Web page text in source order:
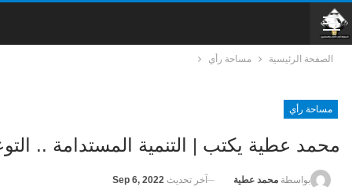
الصفحة الرئيسية مساحة رأي
مساحة رأي
محمد عطية يكتب | التنمية المستدامة ..
بواسطة محمد عطية آخر تحديث Sep 6, 2022